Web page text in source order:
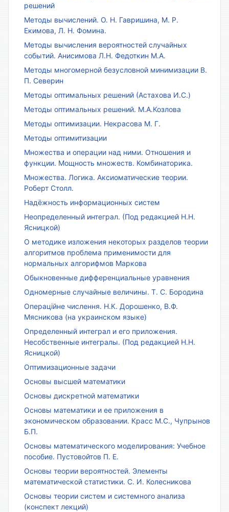
решений
Методы вычислений. О. Н. Гавришина, М. Р.
Екимова, Л. Н. Фомина.
Методы вычисления вероятностей случайных
событий. Анисимова Л.Н. Федоткин М.А.
Методы многомерной безусловной минимизации В.
П. Северин
Методы оптимальных решений (Астахова И.С.)
Методы оптимальных решений. М.А.Козлова
Методы оптимизации. Некрасова М. Г.
Методы оптимитизации
Множества и операции над ними. Отношения и
функции. Мощность множеств. Комбинаторика.
Множества. Логика. Аксиоматические теории.
Роберт Столл.
Надёжность информационных систем
Неопределенный интеграл. (Под редакцией Н.Н.
Ясницкой)
О методике изложения некоторых разделов теории
алгоритмов проблема применимости для
нормальных алгорифмов Маркова
Обыкновенные дифференциальные уравнения
Одномерные случайные величины. Т. С. Бородина
Операційне числення. Н.К. Дорошенко, В.Ф.
Мясникова (на украинском языке)
Определенный интеграл и его приложения.
Несобственные интегралы. (Под редакцией Н.Н.
Ясницкой)
Оптимизационные задачи
Основы высшей математики
Основы дискретной математики
Основы математики и ее приложения в
экономическом образовании. Красс М.С., Чупрынов
Б.П.
Основы математического моделирования: Учебное
пособие. Пустовойтов П. Е.
Основы теории вероятностей. Элементы
математической статистики. С. И. Колесникова
Основы теории систем и системного анализа
(конспект лекций)